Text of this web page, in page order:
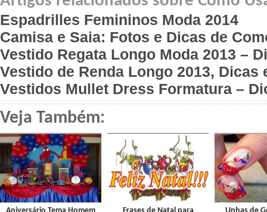
Espadrilles Femininos Moda 2014
Camisa e Saia: Fotos e Dicas de
Vestido Regata Longo Moda 2013 –
Vestido de Renda Longo 2013, Dicas
Vestidos Mullet Dress Formatura –
Veja Também: